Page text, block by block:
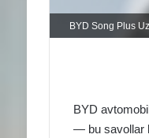
BYD Song Plus
BYD
— bu savollar